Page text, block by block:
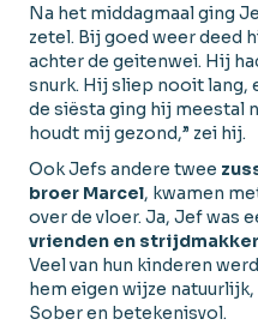
Na het middagmaal ging
zetel. Bij goed weer deed
achter de geitenwei. Hij
snurk. Hij sliep nooit lang,
de siësta ging hij meestal
houdt mij gezond,” zei hij.
Ook Jefs andere twee
broer Marcel, kwamen
over de vloer. Ja, Jef was
vrienden en
Veel van hun kinderen
hem eigen wijze
Sober en betekenisvol.